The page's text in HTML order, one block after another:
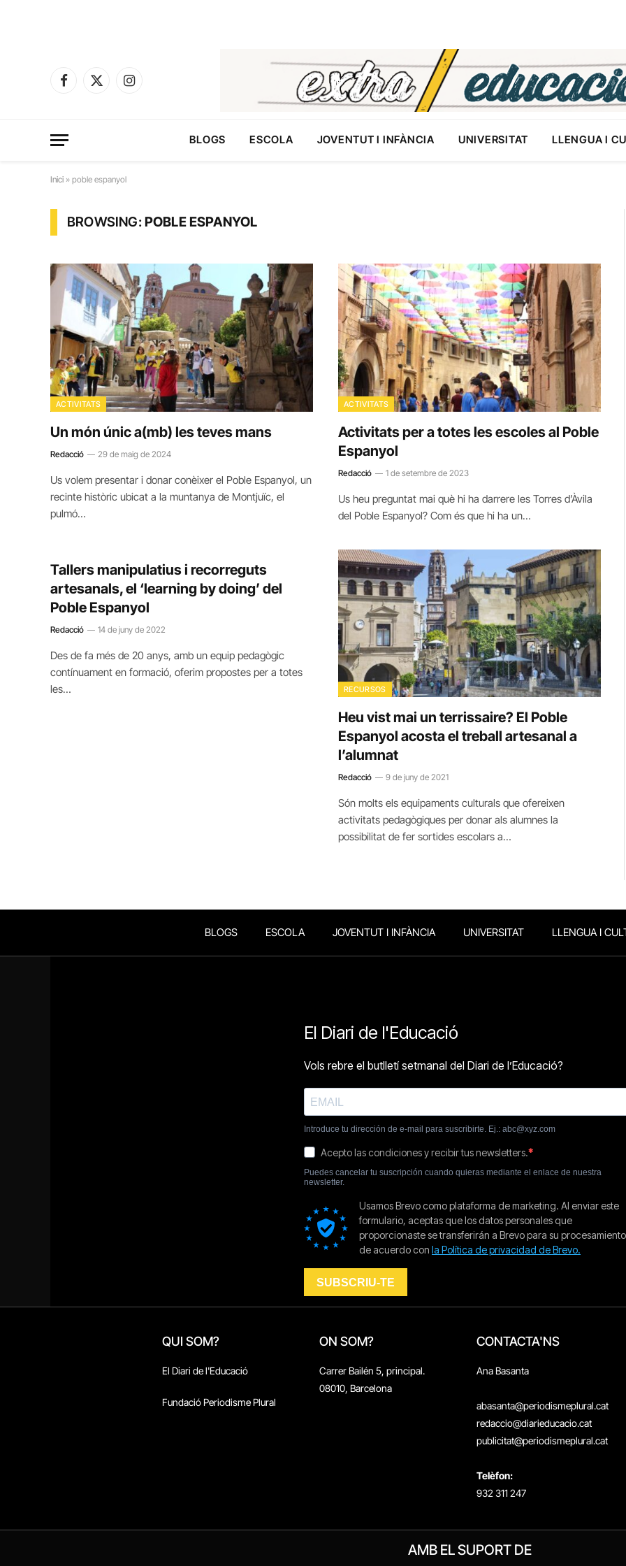
Facebook
X
Instagram
BLOGS ESCOLA JOVENTUT I INFÀNCIA UNIVERSITAT LLENGUA I
Inici » poble espanyol
BROWSING:POBLE ESPANYOL
ACTIVITATS
Un món únic a(mb) les teves mans
Redacció 29 de maig de 2024
Us volem presentar i donar conèixer el Poble Espanyol, un
recinte històric ubicat a la muntanya de Montjuïc, el
pulmó…
ACTIVITATS
Activitats per a totes les escoles al Poble
Espanyol
Redacció 1 de setembre de 2023
Us heu preguntat mai què hi ha darrere les Torres d’Àvila
del Poble Espanyol? Com és que hi ha un…
Tallers manipulatius i recorreguts
artesanals, el ‘learning by doing’ del
Poble Espanyol
Redacció 14 de juny de 2022
Des de fa més de 20 anys, amb un equip pedagògic
contínuament en formació, oferim propostes per a totes
les…
RECURSOS
Heu vist mai un terrissaire? El Poble
Espanyol acosta el treball artesanal a
l’alumnat
Redacció 9 de juny de 2021
Són molts els equipaments culturals que ofereixen
activitats pedagògiques per donar als alumnes la
possibilitat de fer sortides escolars a…
BLOGS ESCOLA JOVENTUT I INFÀNCIA UNIVERSITAT LLENGUA I
QUI SOM?
El Diari de l'Educació
Fundació Periodisme Plural
ON SOM?
Carrer Bailén 5, principal.
08010, Barcelona
CONTACTA'NS
Ana Basanta
abasanta@periodismeplural.cat
redaccio@diarieducacio.cat
publicitat@periodismeplural.cat
Telèfon:
932 311 247
AMB EL SUPORT DE